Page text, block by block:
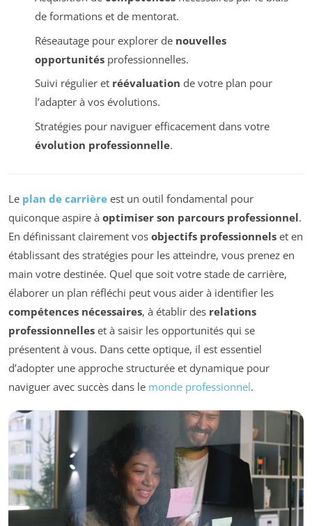
de formations et de mentorat.
Réseautage pour explorer de nouvelles
opportunitésprofessionnelles.
Suivi régulier et réévaluation de votre plan pour
l’adapter à vos évolutions.
Stratégies pour naviguer efficacement dans votre
évolution professionnelle.
Le plan de carrière est un outil fondamental pour
quiconque aspire à optimiser son parcours professionnel.
En définissant clairement vos objectifs professionnels et en
établissant des stratégies pour les atteindre, vous prenez en
main votre destinée. Quel que soit votre stade de carrière,
élaborer un plan réfléchi peut vous aider à identifier les
compétences nécessaires, à établir des relations
professionnelles et à saisir les opportunités qui se
présentent à vous. Dans cette optique, il est essentiel
d’adopter une approche structurée et dynamique pour
naviguer avec succès dans le monde professionnel.